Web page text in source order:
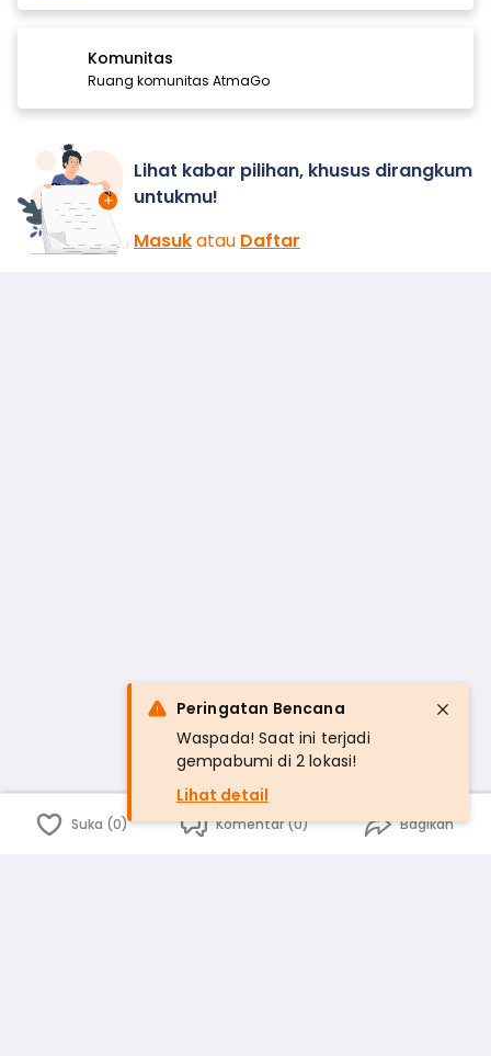
Komunitas
Ruang komunitas AtmaGo
Lihat kabar pilihan, khusus dirangkum
untukmu!
Masukatau Daftar
Suka (0) Komentar (0) Bagikan
Peringatan Bencana
Waspada! Saat ini terjadi
gempabumi di 2 lokasi!
Lihat detail